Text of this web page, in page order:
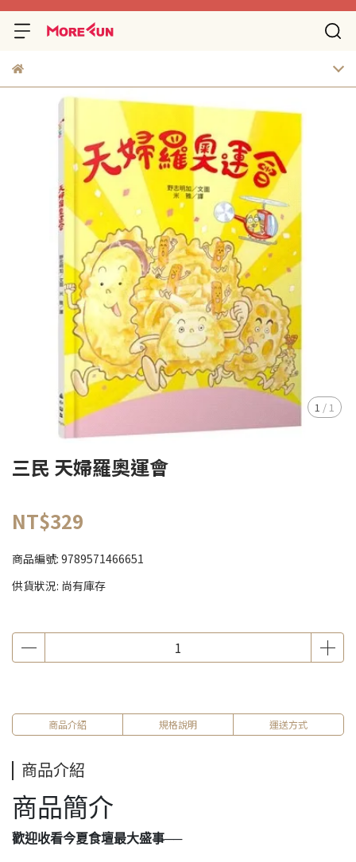
1 /1
三民 天婦羅奧運會
NT$329
商品編號: 9789571466651
供貨狀況: 尚有庫存
商品介紹 規格說明 運送方式
商品介紹
商品簡介
歡迎收看今夏食壇最大盛事──